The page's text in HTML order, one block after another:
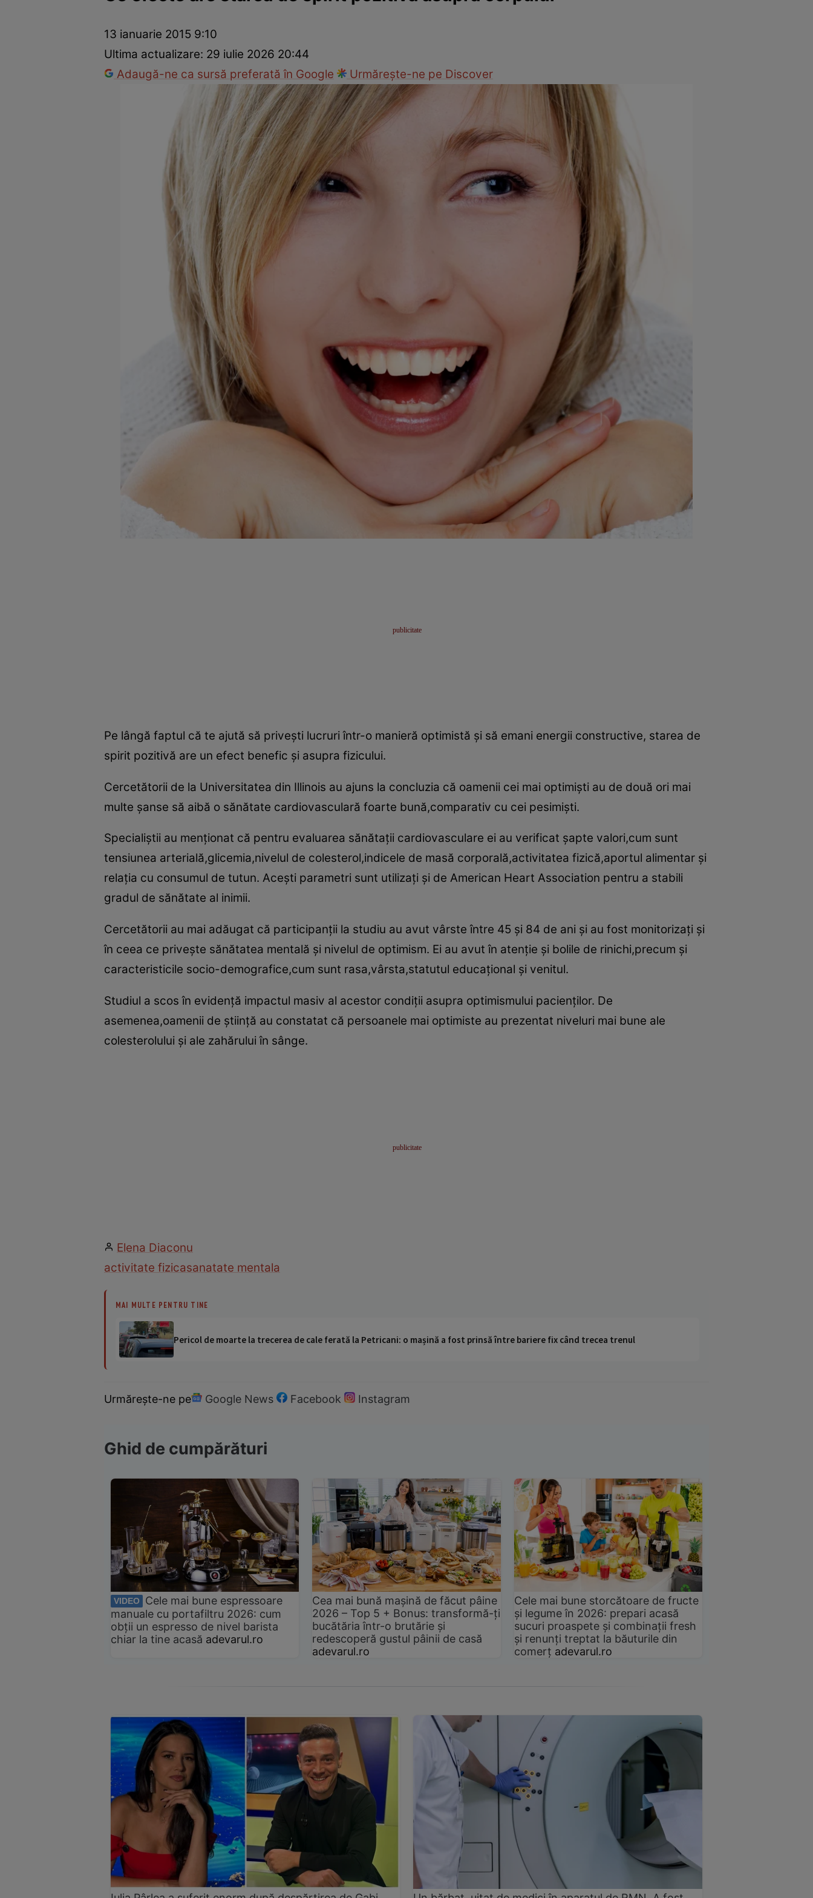
Dezvoltare personalăÎngrijire personalăCasă și grădină
13 ianuarie 2015 9:10
Ultima actualizare: 29 iulie 2026 20:44
Adaugă-ne ca sursă preferată în Google
Urmărește-ne pe Discover
Pe lângă faptul că te ajută să priveşti lucruri într-o manieră optimistă şi să emani energii constructive, starea de
spirit pozitivă are un efect benefic şi asupra fizicului.
Cercetătorii de la Universitatea din Illinois au ajuns la concluzia că oamenii cei mai optimişti au de două ori mai
multe şanse să aibă o sănătate cardiovasculară foarte bună,comparativ cu cei pesimişti.
Specialiştii au menţionat că pentru evaluarea sănătaţii cardiovasculare ei au verificat şapte valori,cum sunt
tensiunea arterială,glicemia,nivelul de colesterol,indicele de masă corporală,activitatea fizică,aportul alimentar şi
relaţia cu consumul de tutun. Aceşti parametri sunt utilizaţi şi de American Heart Association pentru a stabili
gradul de sănătate al inimii.
Cercetătorii au mai adăugat că participanţii la studiu au avut vârste între 45 şi 84 de ani şi au fost monitorizaţi şi
în ceea ce priveşte sănătatea mentală şi nivelul de optimism. Ei au avut în atenţie şi bolile de rinichi,precum şi
caracteristicile socio-demografice,cum sunt rasa,vârsta,statutul educaţional şi venitul.
Studiul a scos în evidenţă impactul masiv al acestor condiţii asupra optimismului pacienţilor. De
asemenea,oamenii de ştiinţă au constatat că persoanele mai optimiste au prezentat niveluri mai bune ale
colesterolului şi ale zahărului în sânge.
Elena Diaconu
activitate fizicasanatate mentala
MAI MULTE PENTRU TINE
Pericol de moarte la trecerea de cale ferată la Petricani: o mașină a fost prinsă între bariere fix când trecea trenul
Urmărește-ne pe Google News Facebook Instagram
Ghid de cumpărături
VIDEO
Cele mai bune espressoare
manuale cu portafiltru 2026: cum
obții un espresso de nivel barista
chiar la tine acasă adevarul.ro
Cea mai bună mașină de făcut pâine
2026 – Top 5 + Bonus: transformă-ți
bucătăria într-o brutărie și
redescoperă gustul pâinii de casă
adevarul.ro
Cele mai bune storcătoare de fructe
și legume în 2026: prepari acasă
sucuri proaspete și combinații fresh
și renunți treptat la băuturile din
comerț adevarul.ro